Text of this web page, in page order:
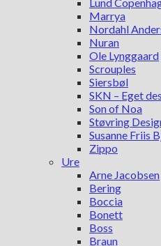
Lund
Marrya
Nordahl
Nuran
Ole Lynggaard
Scrouples
Siersbøl
SKN – Eget
Son of Noa
Støvring
Susanne Friis
Zippo
Ure
Arne Jacobsen
Bering
Boccia
Bonett
Boss
Braun